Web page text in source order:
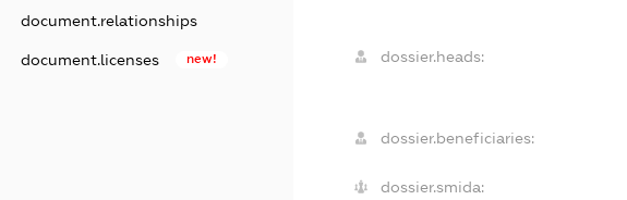
document.relationships
document.licenses new! dossier.heads:
dossier.beneficiaries:
dossier.smida: